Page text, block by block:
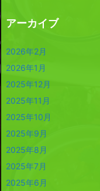
アーカイブ
2026年2月
2026年1月
2025年12月
2025年11月
2025年10月
2025年9月
2025年8月
2025年7月
2025年6月